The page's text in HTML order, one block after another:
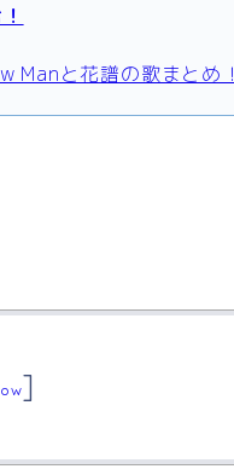
Manと花譜の歌まとめ！
]